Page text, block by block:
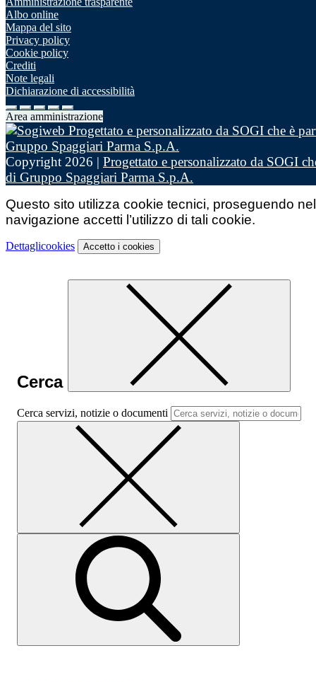
Albo online
Mappa del sito
Privacy policy
Cookie policy
Crediti
Note legali
Dichiarazione di accessibilità
Area amministrazione
Copyright 2026 | Progettato e personalizzato da SOGI
di Gruppo Spaggiari Parma S.p.A.
Questo sito utilizza cookie tecnici, proseguendo
navigazione accetti l’utilizzo di tali cookie.
Dettaglicookies Accetto i cookies
Cerca
Cerca servizi, notizie o documenti